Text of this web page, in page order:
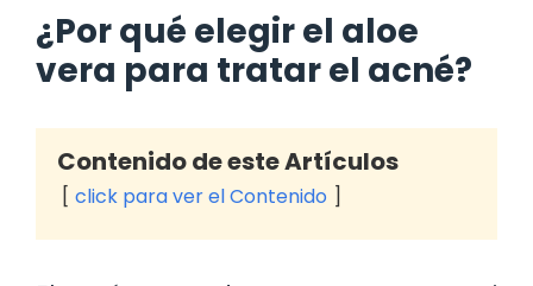
¿Por qué elegir el aloe
vera para tratar el acné?
Contenido de este Artículos
click para ver el Contenido